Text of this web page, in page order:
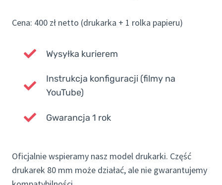
Cena: 400 zł netto (drukarka + 1 rolka papieru)
Wysyłka kurierem
Instrukcja konfiguracji (filmy na
YouTube)
Gwarancja 1 rok
Oficjalnie wspieramy nasz model drukarki. Część
drukarek 80 mm może działać, ale nie gwarantujemy